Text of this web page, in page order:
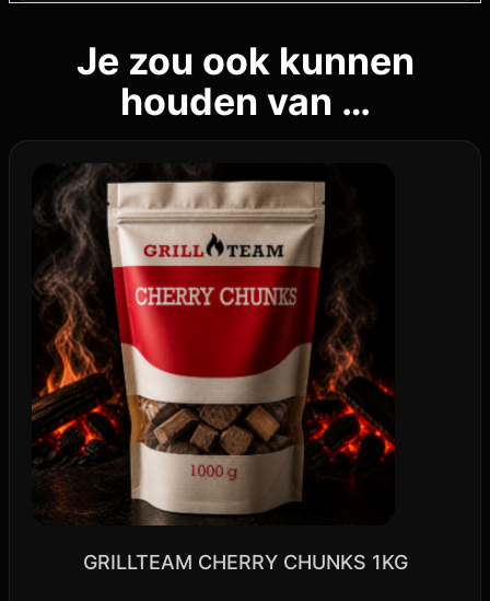
Je zou ook kunnen
houden van …
GRILLTEAM CHERRY CHUNKS 1KG